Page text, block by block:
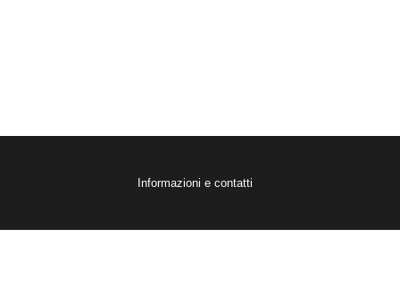
Informazioni e contatti